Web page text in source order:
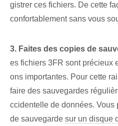
gistrer ces fichiers. De cette
confortablement sans vous
3. Faites des copies de
es fichiers 3FR sont précieux
ons importantes. Pour cette
faire des sauvegardes
ccidentelle de données. Vous
de sauvegarde sur un disque